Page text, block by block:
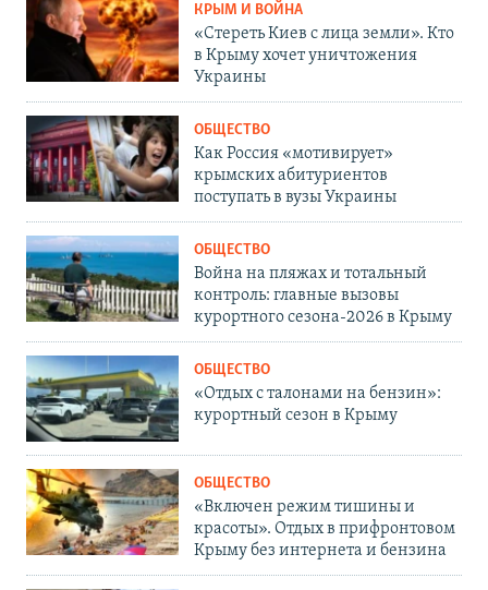
КРЫМ И ВОЙНА
«Стереть Киев с лица земли». Кто
в Крыму хочет уничтожения
Украины
ОБЩЕСТВО
Как Россия «мотивирует»
крымских абитуриентов
поступать в вузы Украины
ОБЩЕСТВО
Война на пляжах и тотальный
контроль: главные вызовы
курортного сезона-2026 в Крыму
ОБЩЕСТВО
«Отдых с талонами на бензин»:
курортный сезон в Крыму
ОБЩЕСТВО
«Включен режим тишины и
красоты». Отдых в прифронтовом
Крыму без интернета и бензина